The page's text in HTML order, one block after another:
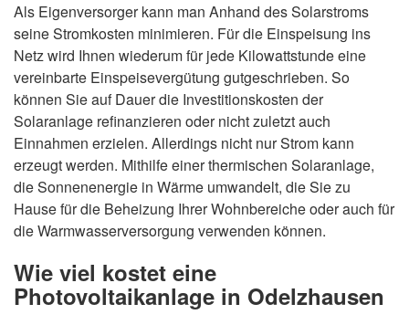
Als Eigenversorger kann man Anhand des Solarstroms
seine Stromkosten minimieren. Für die Einspeisung ins
Netz wird Ihnen wiederum für jede Kilowattstunde eine
vereinbarte Einspeisevergütung gutgeschrieben. So
können Sie auf Dauer die Investitionskosten der
Solaranlage refinanzieren oder nicht zuletzt auch
Einnahmen erzielen. Allerdings nicht nur Strom kann
erzeugt werden. Mithilfe einer thermischen Solaranlage,
die Sonnenenergie in Wärme umwandelt, die Sie zu
Hause für die Beheizung Ihrer Wohnbereiche oder auch für
die Warmwasserversorgung verwenden können.
Wie viel kostet eine
Photovoltaikanlage in Odelzhausen